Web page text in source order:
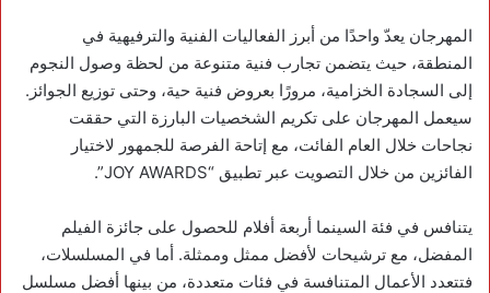
المهرجان يعدّ واحدًا من أبرز الفعاليات الفنية والترفيهية في
المنطقة، حيث يتضمن تجارب فنية متنوعة من لحظة وصول النجوم
إلى السجادة الخزامية، مرورًا بعروض فنية حية، وحتى توزيع الجوائز.
سيعمل المهرجان على تكريم الشخصيات البارزة التي حققت
نجاحات خلال العام الفائت، مع إتاحة الفرصة للجمهور لاختيار
الفائزين من خلال التصويت عبر تطبيق “JOY AWARDS”.
يتنافس في فئة السينما أربعة أفلام للحصول على جائزة الفيلم
المفضل، مع ترشيحات لأفضل ممثل وممثلة. أما في المسلسلات،
فتتعدد الأعمال المتنافسة في فئات متعددة، من بينها أفضل مسلسل